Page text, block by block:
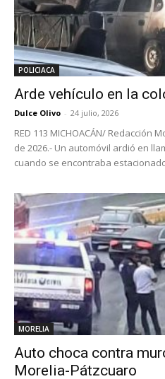
POLICIACA
Arde vehículo en la
Dulce Olivo - 24 julio, 2026
RED 113 MICHOACÁN/ Redacción
de 2026.- Un automóvil ardió en
cuando se encontraba
MORELIA
Auto choca contra
Morelia-Pátzcuaro